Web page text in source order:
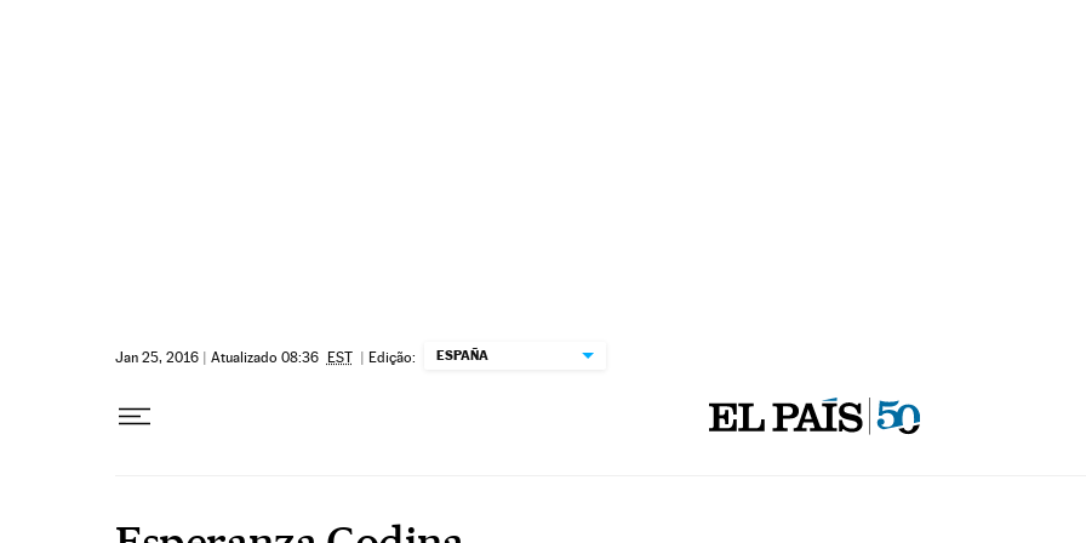
Jan 25, 2016 | Atualizado 08:36 EST | Edição: ESPAÑA